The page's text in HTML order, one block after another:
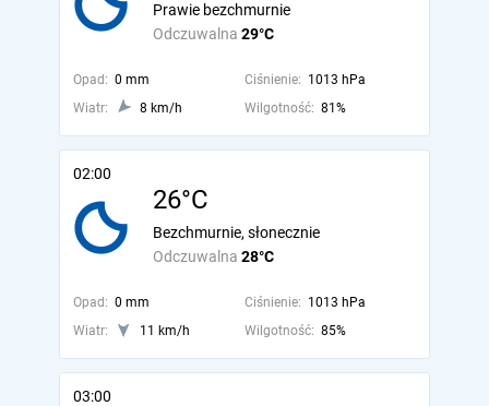
Odczuwalna 29°C
Prawie bezchmurnie
Opad: 0 mm Ciśnienie: 1013 hPa
Wiatr:
8 km/h Wilgotność: 81%
02:00
26°C
Odczuwalna 28°C
Bezchmurnie, słonecznie
Opad: 0 mm Ciśnienie: 1013 hPa
Wiatr:
11 km/h Wilgotność: 85%
03:00